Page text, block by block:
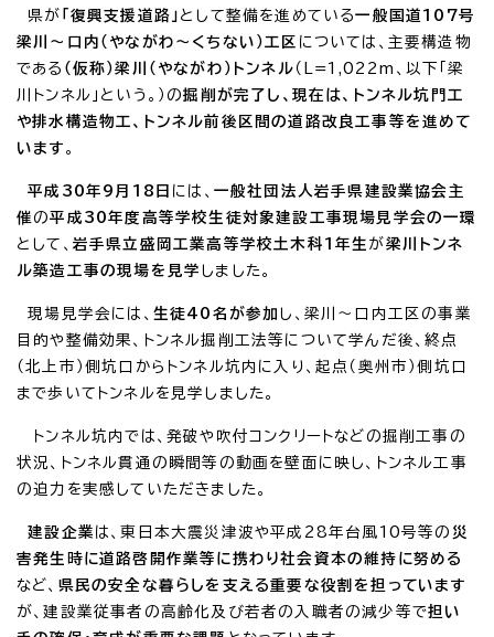
県が 「復興支援道路」 として整備を進めている一般国道107号
梁川～口内（やながわ～くちない）工区 については、主要構造物
である （仮称）梁川（やながわ）トンネル （L=1,022m、以下「梁
川トンネル」という。）の掘削が完了し、現在は、トンネル坑門工
や排水構造物工、トンネル前後区間の道路改良工事等を進めて
います 。
平成30年9月18日 には、 一般社団法人岩手県建設業協会主
催 の平成30年度高等学校生徒対象建設工事現場見学会の一環
として、 岩手県立盛岡工業高等学校土木科1年生 が梁川トンネ
ル築造工事の現場を見学 しました。
現場見学会には、 生徒40名が参加 し、梁川～口内工区の事業
目的や整備効果、トンネル掘削工法等について学んだ後、終点
（北上市）側坑口からトンネル坑内に入り、起点（奥州市）側坑口
まで歩いてトンネルを見学しました。
トンネル坑内では、発破や吹付コンクリートなどの掘削工事の
状況、トンネル貫通の瞬間等の動画を壁面に映し、トンネル工事
の迫力を実感していただきました。
建設企業 は、東日本大震災津波や平成28年台風10号等の 災
害発生時に道路啓開作業等に携わり社会資本の維持に努める
など、 県民の安全な暮らしを支える重要な役割を担っています
が、建設業従事者の高齢化及び若者の入職者の減少等で担い